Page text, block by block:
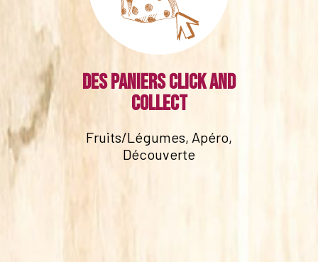
Des paniers click and
collect
Fruits/Légumes, Apéro,
Découverte